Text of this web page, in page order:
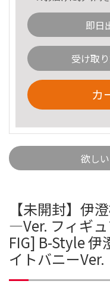
即日
受け取
カ
欲し
【未開封】伊
―Ver. フィギ
FIG] B-Style 伊
イトバニー